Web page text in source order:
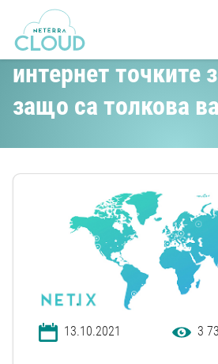
Какво
интернет точките
защо са толкова
13.10.2021 3